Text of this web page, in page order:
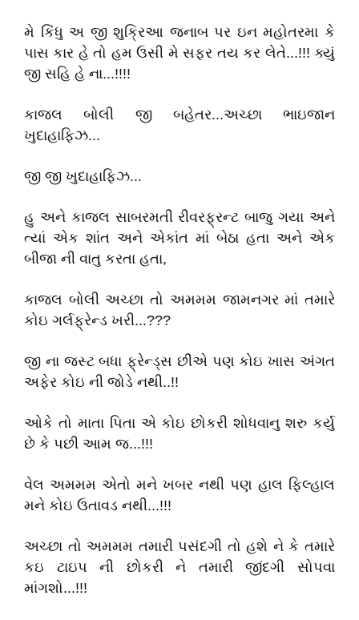
મે કિંધુ અ જી શુક્રિઆ જનાબ પર ઇન મહોતરમા કે
પાસ કાર હે તો હમ ઉસી મે સફર તય કર લેતે...!!! ક્યું
જી સહિ હે ના...!!!!
કાજલ બોલી જી બહેતર...અચ્છા ભાઇજાન
ખુદાહાફિઝ...
જી જી ખુદાહાફિઝ...
હુ અને કાજલ સાબરમતી રીવરફ્રન્ટ બાજુ ગયા અને
ત્યાં એક શાંત અને એકાંત માં બેઠા હતા અને એક
બીજા ની વાતુ કરતા હતા,
કાજલ બોલી અચ્છા તો અમમમ જામનગર માં તમારે
કોઇ ગર્લફ્રેન્ડ ખરી...???
જી ના જસ્ટ બધા ફ્રેન્ડ્સ છીએ પણ કોઇ ખાસ અંગત
અફેર કોઇ ની જોડે નથી..!!
ઓકે તો માતા પિતા એ કોઇ છોકરી શોધવાનુ શરુ કર્યુ
છે કે પછી આમ જ...!!!
વેલ અમમમ એતો મને ખબર નથી પણ હાલ ફિલ્હાલ
મને કોઇ ઉતાવડ નથી...!!!
અચ્છા તો અમમમ તમારી પસંદગી તો હશે ને કે તમારે
કઇ ટાઇપ ની છોકરી ને તમારી જીંદગી સોપવા
માંગશો...!!!